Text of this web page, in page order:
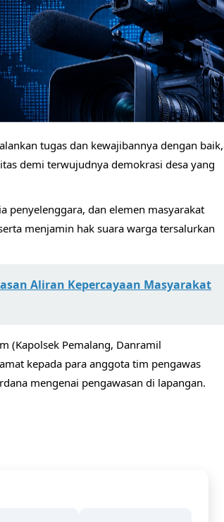
tugas dan kewajibannya dengan baik,
demi terwujudnya demokrasi desa yang
penyelenggara, dan elemen masyarakat
menjamin hak suara warga tersalurkan
Aliran Kepercayaan Masyarakat
(Kapolsek Pemalang, Danramil
kepada para anggota tim pengawas
mengenai pengawasan di lapangan.